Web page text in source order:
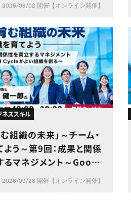
2026/09/02 開催【オンライン開催】
ネススキル
組織の未来」～チーム・
う～第9回：成果と関係
るマネジメント～Good
い組織を創る～
2026/09/28 開催【オンライン開催】